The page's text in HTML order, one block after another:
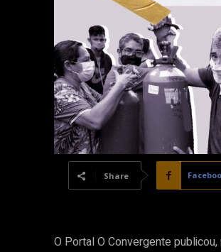
Share
O Portal O Convergente